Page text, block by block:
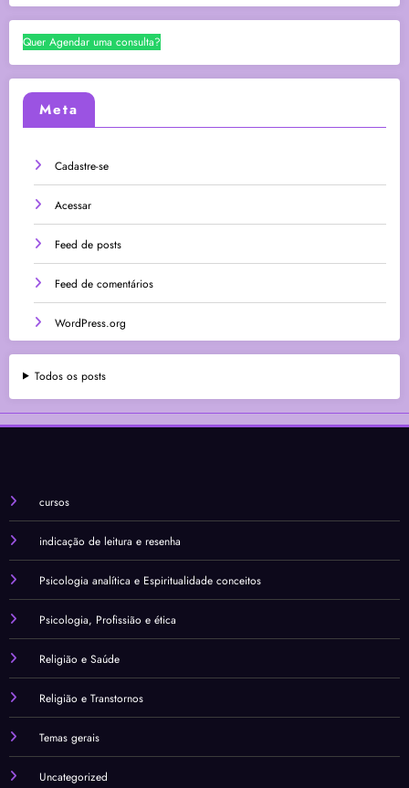
Quer Agendar uma consulta?
Meta
Cadastre-se
Acessar
Feed de posts
Feed de comentários
WordPress.org
Todos os posts
cursos
indicação de leitura e resenha
Psicologia analítica e Espiritualidade conceitos
Psicologia, Profissião e ética
Religião e Saúde
Religião e Transtornos
Temas gerais
Uncategorized